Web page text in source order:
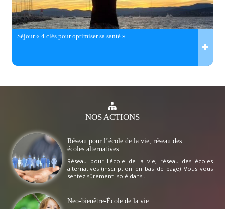
Séjour « 4 clés pour optimiser sa santé »
NOSACTIONS
Réseau pour l’école de la vie, réseau des
écoles alternatives
Réseau pour l'école de la vie, réseau des écoles
alternatives (inscription en bas de page) Vous vous
sentez sûrement isolé dans...
Neo-bienêtre-École de la vie